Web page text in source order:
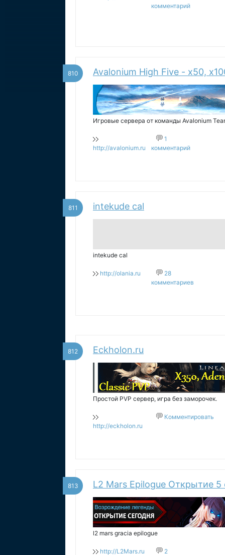
комментарий
810 Avalonium High Five - x50,
Игровые сервера от команды Avalonium
http://avalonium.ru
1
комментарий
811 intekude cal
intekude cal
http://olania.ru
28
комментариев
812 Eckholon.ru
Простой PVP сервер, игра без заморочек.
http://eckholon.ru
Комментировать
813 L2 Mars Epilogue Открытие 5
l2 mars gracia epilogue
http://L2Mars.ru 2